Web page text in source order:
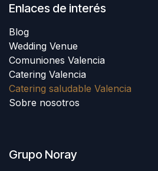
Enlaces de interés
Blog
Wedding Venue
Comuniones Valencia
Catering Valencia
Catering saludable Valencia
Sobre nosotros
Grupo Noray